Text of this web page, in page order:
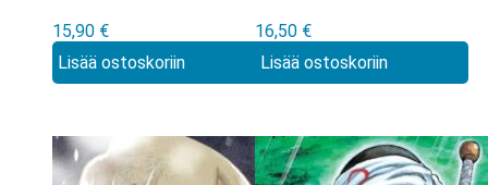
15,90 €
Lisää ostoskoriin
Death Manga vol
5
16,50 €
Lisää ostoskoriin